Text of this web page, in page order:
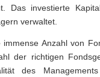
Das investierte
verwaltet.
Anzahl von
der richtigen
des